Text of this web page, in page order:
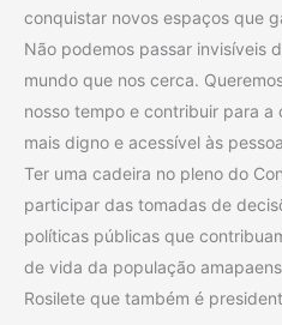
conquistar novos espaços que
Não podemos passar invisíveis
mundo que nos cerca.
nosso tempo e contribuir para
mais digno e acessível às
Ter uma cadeira no pleno do
participar das tomadas de
políticas públicas que
de vida da população
Rosilete que também é